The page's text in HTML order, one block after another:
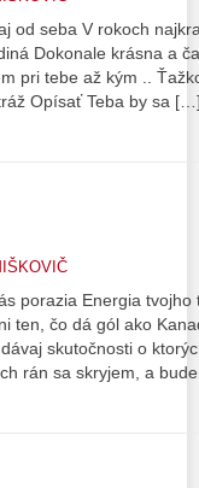
od seba V rokoch
Dokonale krásna a
pri tebe až kým ..
Opísať Teba by sa
porazia Energia
ten, čo dá gól ako
skutočnosti o
rán sa skryjem, a